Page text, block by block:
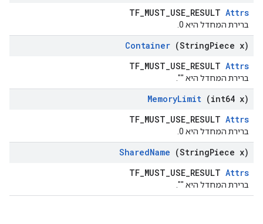
TF_MUST_USE_RESULT Attrs
ברירת המחדל היא 0.
Container (StringPiece x)
TF_MUST_USE_RESULT Attrs
ברירת המחדל היא "".
MemoryLimit (int64 x)
TF_MUST_USE_RESULT Attrs
ברירת המחדל היא 0.
SharedName (StringPiece x)
TF_MUST_USE_RESULT Attrs
ברירת המחדל היא "".